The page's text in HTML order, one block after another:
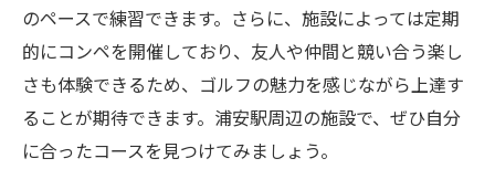
のペースで練習できます。さらに、施設によっては定期
的にコンペを開催しており、友人や仲間と競い合う楽し
さも体験できるため、ゴルフの魅力を感じながら上達す
ることが期待できます。浦安駅周辺の施設で、ぜひ自分
に合ったコースを見つけてみましょう。